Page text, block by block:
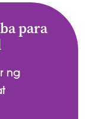
para
ng